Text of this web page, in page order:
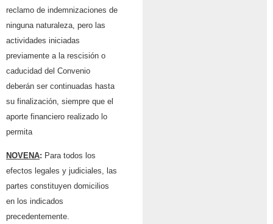
reclamo de indemnizaciones de
ninguna naturaleza, pero las
actividades iniciadas
previamente a la rescisión o
caducidad del Convenio
deberán ser continuadas hasta
su finalización, siempre que el
aporte financiero realizado lo
permita
NOVENA: Para todos los
efectos legales y judiciales, las
partes constituyen domicilios
en los indicados
precedentemente.